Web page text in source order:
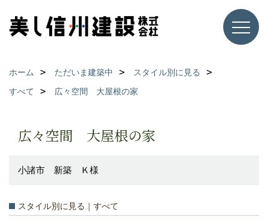
ホーム ただいま建築中
スタイル別に見る
すべて
広々空間 大屋根の家
広々空間 大屋根の家
小諸市 新築 Ｋ様
スタイル別に見る｜すべて